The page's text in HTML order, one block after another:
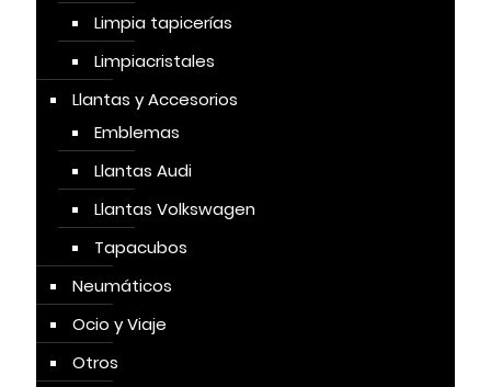
Limpia tapicerías
Limpiacristales
Llantas y Accesorios
Emblemas
Llantas Audi
Llantas Volkswagen
Tapacubos
Neumáticos
Ocio y Viaje
Otros